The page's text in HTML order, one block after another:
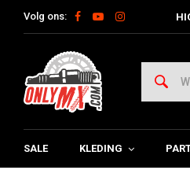
Volg ons:
SALE KLEDING